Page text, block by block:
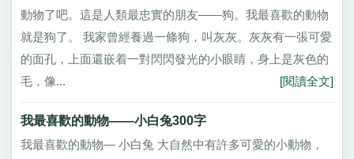
動物了吧。這是人類最忠實的朋友——狗。我最喜歡的動物
就是狗了。 我家曾經養過一條狗，叫灰灰。灰灰有一張可愛
的面孔，上面還嵌着一對閃閃發光的小眼睛，身上是灰色的
毛，像...
[閱讀全文]
我最喜歡的動物——小白兔300字
我最喜歡的動物— 小白兔 大自然中有許多可愛的小動物，